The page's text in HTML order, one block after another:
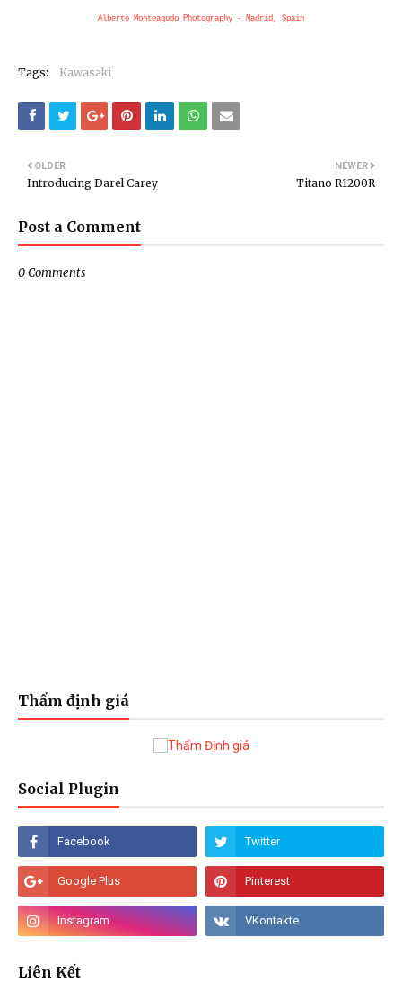
Alberto Monteagudo Photography - Madrid, Spain
Tags: Kawasaki
NEWER
Titano R1200R
OLDER
Introducing Darel Carey
Post a Comment
0 Comments
Thẩm định giá
Social Plugin
Liên Kết